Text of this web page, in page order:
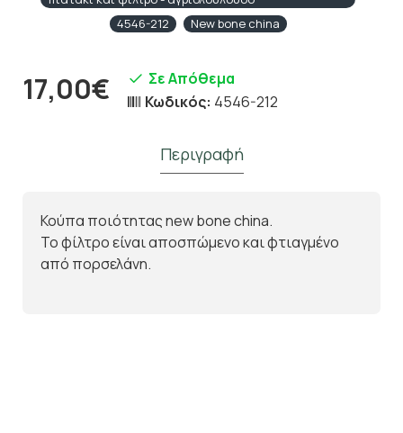
4546-212
New bone china
17,00€
Σε Απόθεμα
Κωδικός: 4546-212
Περιγραφή
Κούπα ποιότητας new bone china.
Το φίλτρο είναι αποσπώμενο και φτιαγμένο
από πορσελάνη.